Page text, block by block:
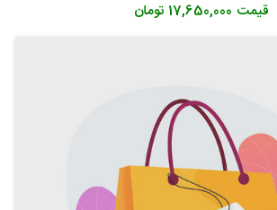
قیمت 17,650,000 تومان